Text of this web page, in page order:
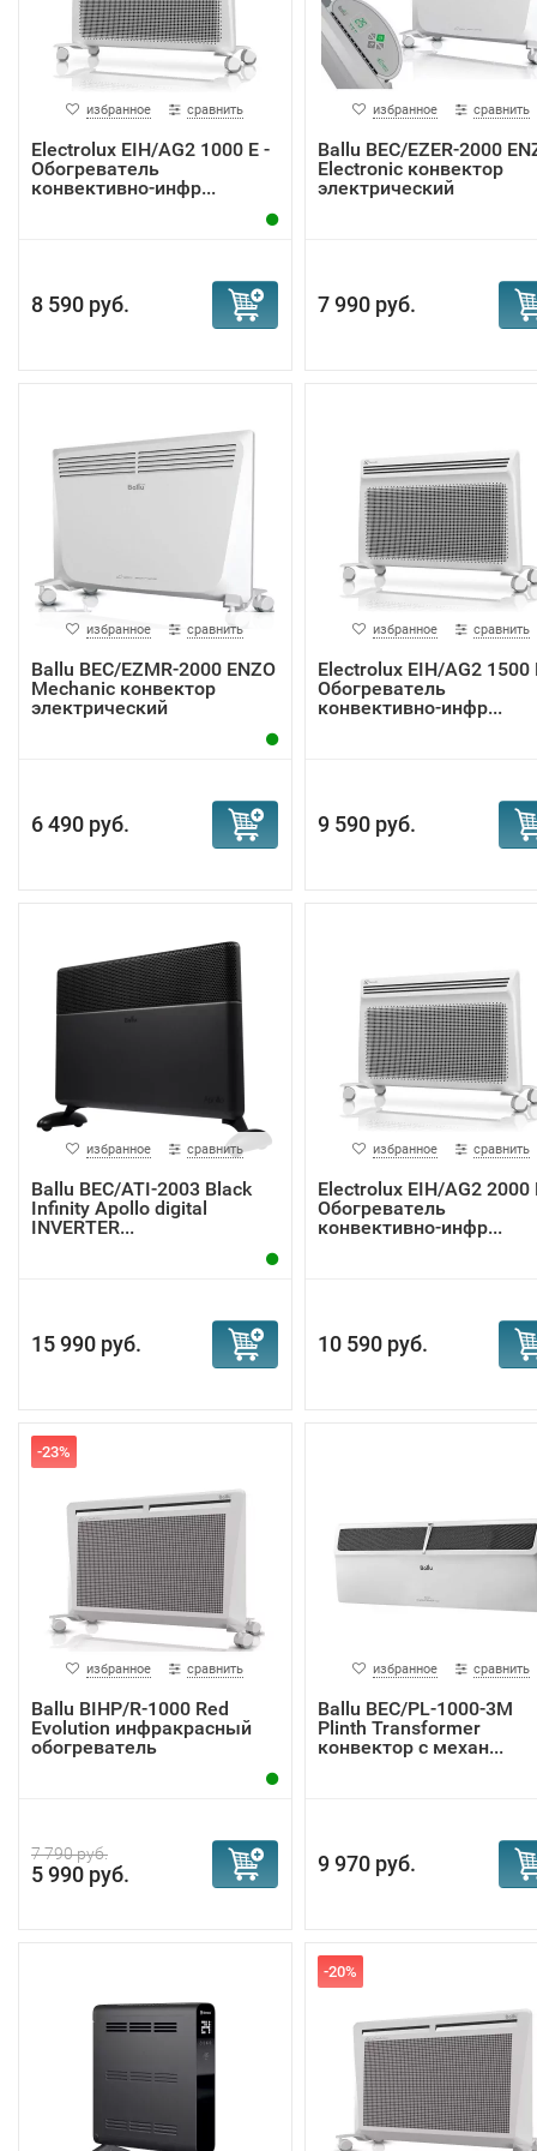
избранное сравнить
Electrolux EIH/AG2 1000 E -
Обогреватель
конвективно-инфр...
8 590 руб.
избранное сравнить
Ballu BEC/EZER-2000
Electronic конвектор
электрический
7 990 руб.
избранное сравнить
Ballu BEC/EZMR-2000 ENZO
Mechanic конвектор
электрический
6 490 руб.
избранное сравнить
Electrolux EIH/AG2 1500
Обогреватель
конвективно-инфр...
9 590 руб.
избранное сравнить
Ballu BEC/ATI-2003 Black
Infinity Apollo digital
INVERTER...
15 990 руб.
избранное сравнить
Electrolux EIH/AG2 2000
Обогреватель
конвективно-инфр...
10 590 руб.
-23%
избранное сравнить
Ballu BIHP/R-1000 Red
Evolution инфракрасный
обогреватель
7 790 руб.
5 990 руб.
избранное сравнить
Ballu BEC/PL-1000-3M
Plinth Transformer
конвектор с механ...
9 970 руб.
-20%